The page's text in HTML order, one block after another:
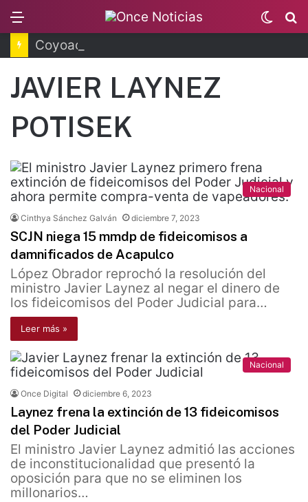
Switch
skin
JAVIER LAYNEZ
POTISEK
Nacional
Cinthya Sánchez Galván diciembre 7, 2023
SCJN niega 15 mmdp de fideicomisos a
damnificados de Acapulco
López Obrador reprochó la resolución del
ministro Javier Laynez al negar el dinero de
los fideicomisos del Poder Judicial para…
Leer más »
Nacional
Once Digital diciembre 6, 2023
Laynez frena la extinción de 13 fideicomisos
del Poder Judicial
El ministro Javier Laynez admitió las acciones
de inconstitucionalidad que presentó la
oposición para que no se eliminen los
millonarios…